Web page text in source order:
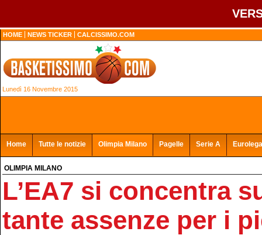
HOME NEWS TICKER CALCISSIMO.COM
Lunedì 16 Novembre 2015
Home Tutte le notizie Olimpia Milano Pagelle Serie A Eurolega
OLIMPIA MILANO
L’EA7 si concentra
tante assenze per i